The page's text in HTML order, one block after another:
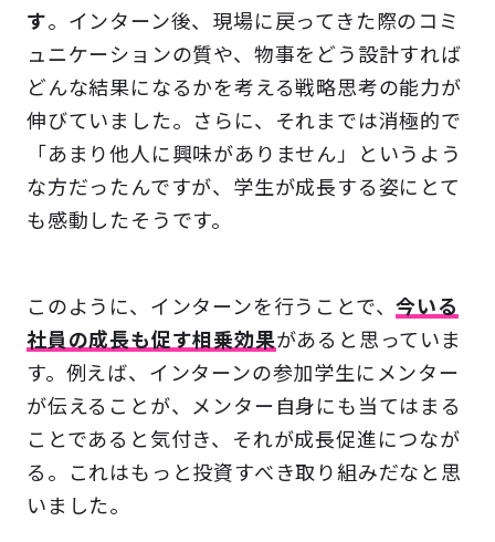
す。インターン後、現場に戻ってきた際のコミ
ュニケーションの質や、物事をどう設計すれば
どんな結果になるかを考える戦略思考の能力が
伸びていました。さらに、それまでは消極的で
「あまり他人に興味がありません」というよう
な方だったんですが、学生が成長する姿にとて
も感動したそうです。
このように、インターンを行うことで、今いる
社員の成長も促す相乗効果があると思っていま
す。例えば、インターンの参加学生にメンター
が伝えることが、メンター自身にも当てはまる
ことであると気付き、それが成長促進につなが
る。これはもっと投資すべき取り組みだなと思
いました。